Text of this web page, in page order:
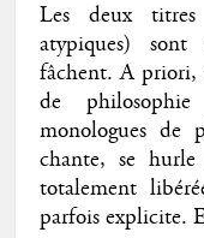
Les deux
atypiques)
fâchent. A priori,
de
monologues de
chante, se
totalement
parfois explicite.